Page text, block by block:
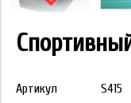
Артикул S415